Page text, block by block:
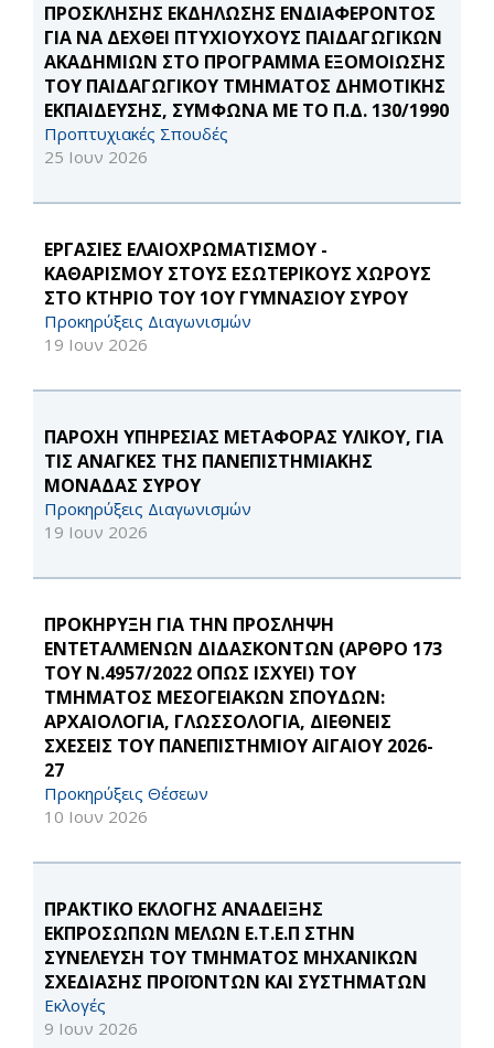
ΠΡΟΣΚΛΗΣΗΣ ΕΚΔΗΛΩΣΗΣ ΕΝΔΙΑΦΕΡΟΝΤΟΣ
ΓΙΑ ΝΑ ΔΕΧΘΕΙ ΠΤΥΧΙΟΥΧΟΥΣ ΠΑΙΔΑΓΩΓΙΚΩΝ
ΑΚΑΔΗΜΙΩΝ ΣΤΟ ΠΡΟΓΡΑΜΜΑ ΕΞΟΜΟΙΩΣΗΣ
ΤΟΥ ΠΑΙΔΑΓΩΓΙΚΟΥ ΤΜΗΜΑΤΟΣ ΔΗΜΟΤΙΚΗΣ
ΕΚΠΑΙΔΕΥΣΗΣ, ΣΥΜΦΩΝΑ ΜΕ ΤΟ Π.Δ. 130/1990
Προπτυχιακές Σπουδές
25 Ιουν 2026
ΕΡΓΑΣΙΕΣ ΕΛΑΙΟΧΡΩΜΑΤΙΣΜΟΥ -
ΚΑΘΑΡΙΣΜΟΥ ΣΤΟΥΣ ΕΣΩΤΕΡΙΚΟΥΣ ΧΩΡΟΥΣ
ΣΤΟ ΚΤΗΡΙΟ ΤΟΥ 1ΟΥ ΓΥΜΝΑΣΙΟΥ ΣΥΡΟΥ
Προκηρύξεις Διαγωνισμών
19 Ιουν 2026
ΠΑΡΟΧΗ ΥΠΗΡΕΣΙΑΣ ΜΕΤΑΦΟΡΑΣ ΥΛΙΚΟΥ, ΓΙΑ
ΤΙΣ ΑΝΑΓΚΕΣ ΤΗΣ ΠΑΝΕΠΙΣΤΗΜΙΑΚΗΣ
ΜΟΝΑΔΑΣ ΣΥΡΟΥ
Προκηρύξεις Διαγωνισμών
19 Ιουν 2026
ΠΡΟΚΗΡΥΞΗ ΓΙΑ ΤΗΝ ΠΡΟΣΛΗΨΗ
ΕΝΤΕΤΑΛΜΕΝΩΝ ΔΙΔΑΣΚΟΝΤΩΝ (ΑΡΘΡΟ 173
ΤΟΥ Ν.4957/2022 ΟΠΩΣ ΙΣΧΥΕΙ) ΤΟΥ
ΤΜΗΜΑΤΟΣ ΜΕΣΟΓΕΙΑΚΩΝ ΣΠΟΥΔΩΝ:
ΑΡΧΑΙΟΛΟΓΙΑ, ΓΛΩΣΣΟΛΟΓΙΑ, ΔΙΕΘΝΕΙΣ
ΣΧΕΣΕΙΣ ΤΟΥ ΠΑΝΕΠΙΣΤΗΜΙΟΥ ΑΙΓΑΙΟΥ 2026-
27
Προκηρύξεις Θέσεων
10 Ιουν 2026
ΠΡΑΚΤΙΚΟ ΕΚΛΟΓΗΣ ΑΝΑΔΕΙΞΗΣ
ΕΚΠΡΟΣΩΠΩΝ ΜΕΛΩΝ Ε.Τ.Ε.Π ΣΤΗΝ
ΣΥΝΕΛΕΥΣΗ ΤΟΥ ΤΜΗΜΑΤΟΣ ΜΗΧΑΝΙΚΩΝ
ΣΧΕΔΙΑΣΗΣ ΠΡΟΪΟΝΤΩΝ ΚΑΙ ΣΥΣΤΗΜΑΤΩΝ
Εκλογές
9 Ιουν 2026